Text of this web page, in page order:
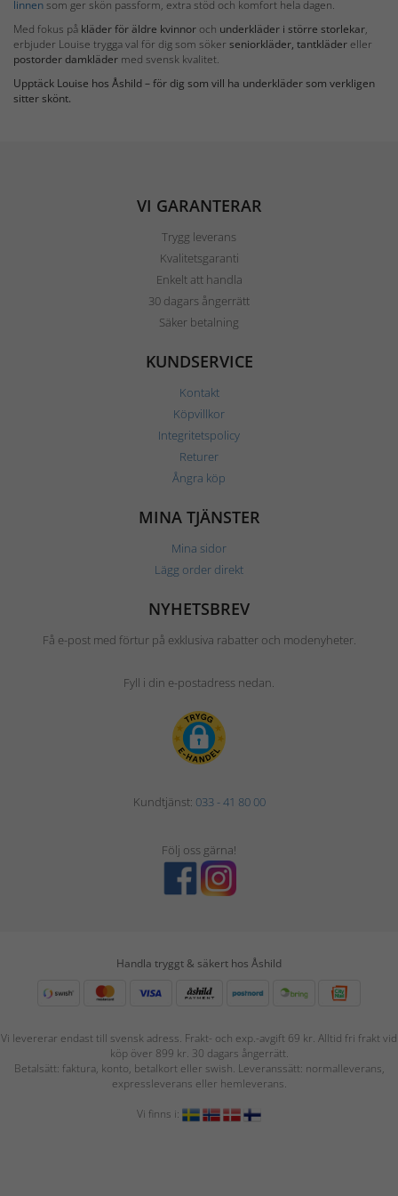
linnen som ger skön passform, extra stöd och komfort hela dagen.
Med fokus på kläder för äldre kvinnor och underkläder i större storlekar,
erbjuder Louise trygga val för dig som söker seniorkläder, tantkläder eller
postorder damkläder med svensk kvalitet.
Upptäck Louise hos Åshild – för dig som vill ha underkläder som verkligen
sitter skönt.
VI GARANTERAR
Trygg leverans
Kvalitetsgaranti
Enkelt att handla
30 dagars ångerrätt
Säker betalning
KUNDSERVICE
Kontakt
Köpvillkor
Integritetspolicy
Returer
Ångra köp
MINA TJÄNSTER
Mina sidor
Lägg order direkt
NYHETSBREV
Få e-post med förtur på exklusiva rabatter och modenyheter.
Fyll i din e-postadress nedan.
Kundtjänst: 033 - 41 80 00
Följ oss gärna!
Handla tryggt & säkert hos Åshild
Vi levererar endast till svensk adress. Frakt- och exp.-avgift 69 kr. Alltid fri frakt vid
köp över 899 kr. 30 dagars ångerrätt.
Betalsätt: faktura, konto, betalkort eller swish. Leveranssätt: normalleverans,
expressleverans eller hemleverans.
Vi finns i: